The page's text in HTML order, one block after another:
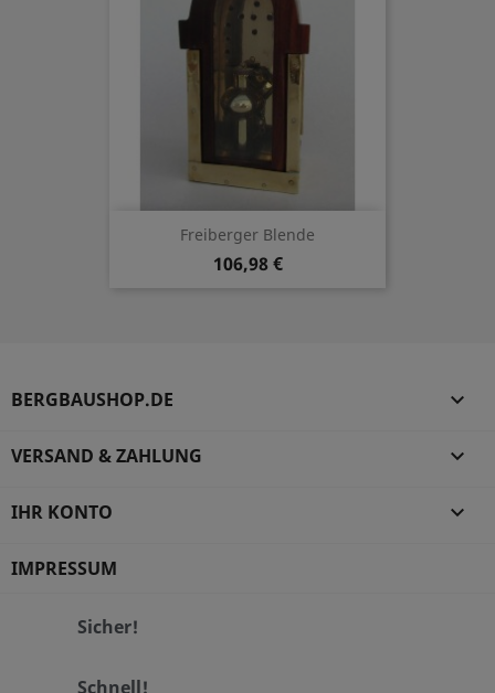
Freiberger Blende
106,98 €
BERGBAUSHOP.DE 
VERSAND & ZAHLUNG 
IHR KONTO 
IMPRESSUM
Sicher!
Schnell!